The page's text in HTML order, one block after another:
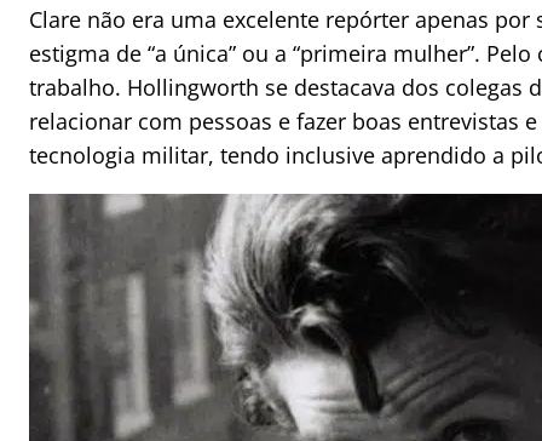
Clare não era uma excelente repórter apenas
estigma de “a única” ou a “primeira mulher”.
trabalho. Hollingworth se destacava dos colegas
relacionar com pessoas e fazer boas entrevistas
tecnologia militar, tendo inclusive aprendido a